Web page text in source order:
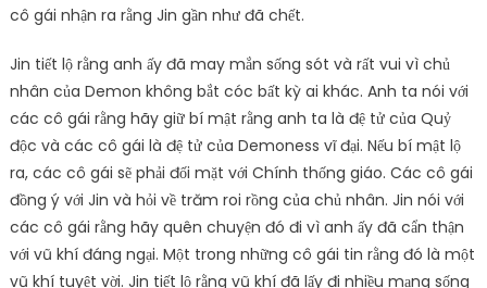
cô gái nhận ra rằng Jin gần như đã chết.
Jin tiết lộ rằng anh ấy đã may mắn sống sót và rất vui vì chủ
nhân của Demon không bắt cóc bất kỳ ai khác. Anh ta nói với
các cô gái rằng hãy giữ bí mật rằng anh ta là đệ tử của Quỷ
độc và các cô gái là đệ tử của Demoness vĩ đại. Nếu bí mật lộ
ra, các cô gái sẽ phải đối mặt với Chính thống giáo. Các cô gái
đồng ý với Jin và hỏi về trăm roi rồng của chủ nhân. Jin nói với
các cô gái rằng hãy quên chuyện đó đi vì anh ấy đã cẩn thận
với vũ khí đáng ngại. Một trong những cô gái tin rằng đó là một
vũ khí tuyệt vời. Jin tiết lộ rằng vũ khí đã lấy đi nhiều mạng sống